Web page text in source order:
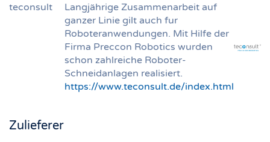
teconsult
Langjährige Zusammenarbeit auf
ganzer Linie gilt auch fur
Roboteranwendungen. Mit Hilfe der
Firma Preccon Robotics wurden
schon zahlreiche Roboter-
Schneidanlagen realisiert.
https://www.teconsult.de/index.html
Zulieferer